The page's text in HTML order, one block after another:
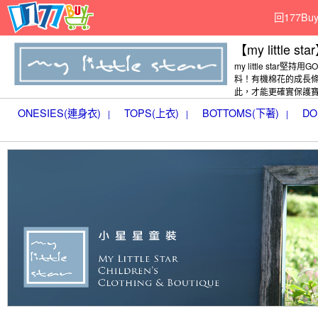
回
【my little
my little star堅持用
料！有機棉花的成長
此，才能更確實保護
ONESIES(連身衣) | TOPS(上衣) | BOTTOMS(下著) |